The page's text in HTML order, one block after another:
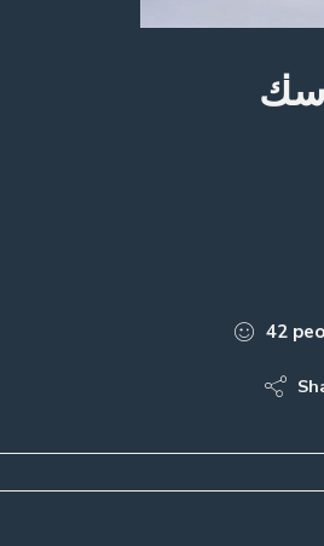
42